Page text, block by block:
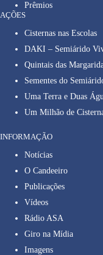
Prêmios
AÇÕES
Cisternas nas Escolas
DAKI – Semiárido
Quintais das
Sementes do
Uma Terra e Duas
Um Milhão de
INFORMAÇÃO
Notícias
O Candeeiro
Publicações
Vídeos
Rádio ASA
Giro na Mídia
Imagens